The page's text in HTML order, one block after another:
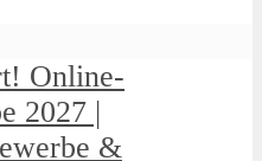
Online-
2027 |
&